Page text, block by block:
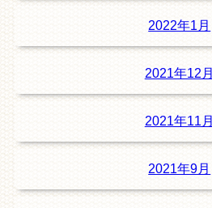
2022年1月
2021年12月
2021年11月
2021年9月